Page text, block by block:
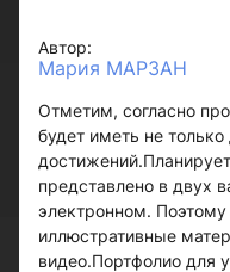
Автор:
Мария МАРЗАН
Отметим, согласно
будет иметь не
представлено в двух
электронном.
иллюстративные
видео.Портфолио для